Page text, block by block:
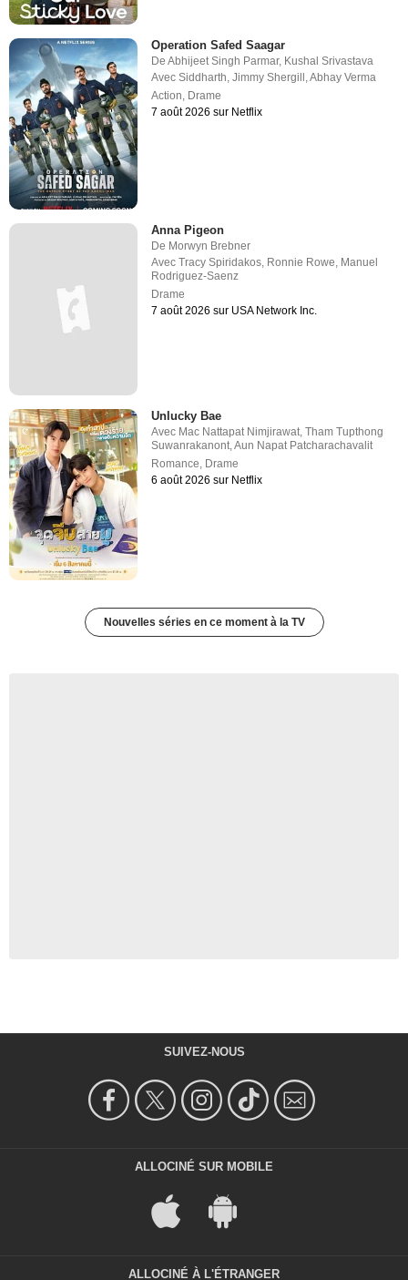
Operation Safed Saagar
DeAbhijeet Singh Parmar, Kushal Srivastava
AvecSiddharth,Jimmy Shergill ,Abhay Verma
Action, Drame
7 août 2026 sur Netflix
Anna Pigeon
De Morwyn Brebner
AvecTracy Spiridakos, Ronnie Rowe, Manuel
Rodriguez-Saenz
Drame
7 août 2026 sur USA Network Inc.
Unlucky Bae
Avec Mac Nattapat Nimjirawat ,Tham Tupthong
Suwanrakanont ,Aun Napat Patcharachavalit
Romance Drame
6 août 2026 sur Netflix
Nouvelles séries en ce moment à la TV
SUIVEZ-NOUS
ALLOCINÉ SUR MOBILE
ALLOCINÉ À L'ÉTRANGER